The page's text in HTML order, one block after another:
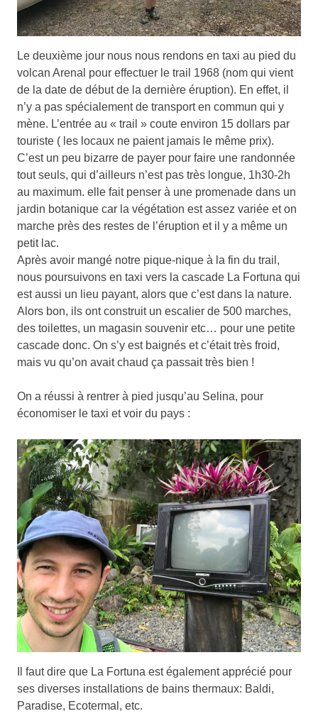
Le deuxième jour nous nous rendons en taxi au pied du
volcan Arenal pour effectuer le trail 1968 (nom qui vient
de la date de début de la dernière éruption). En effet, il
n’y a pas spécialement de transport en commun qui y
mène. L’entrée au « trail » coute environ 15 dollars par
touriste ( les locaux ne paient jamais le même prix).
C’est un peu bizarre de payer pour faire une randonnée
tout seuls, qui d’ailleurs n’est pas très longue, 1h30-2h
au maximum. elle fait penser à une promenade dans un
jardin botanique car la végétation est assez variée et on
marche près des restes de l’éruption et il y a même un
petit lac.
Après avoir mangé notre pique-nique à la fin du trail,
nous poursuivons en taxi vers la cascade La Fortuna qui
est aussi un lieu payant, alors que c’est dans la nature.
Alors bon, ils ont construit un escalier de 500 marches,
des toilettes, un magasin souvenir etc… pour une petite
cascade donc. On s’y est baignés et c’était très froid,
mais vu qu’on avait chaud ça passait très bien !
On a réussi à rentrer à pied jusqu’au Selina, pour
économiser le taxi et voir du pays :
Il faut dire que La Fortuna est également apprécié pour
ses diverses installations de bains thermaux: Baldi,
Paradise, Ecotermal, etc.